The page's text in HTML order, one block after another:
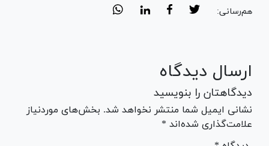
هم‌رسانی:
ارسال دیدگاه
دیدگاهتان را بنویسید
نشانی ایمیل شما منتشر نخواهد شد. بخش‌های موردنیاز
علامت‌گذاری شده‌اند *